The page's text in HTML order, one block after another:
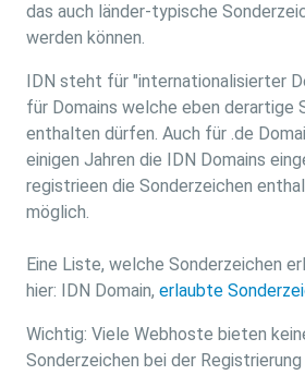
das auch länder-typische
werden können.
IDN steht für "internationalisierter
für Domains welche eben derartige
enthalten dürfen. Auch für .de
einigen Jahren die IDN Domains
registrieen die Sonderzeichen
möglich.
Eine Liste, welche Sonderzeichen
hier: IDN Domain, erlaubte
Wichtig: Viele Webhoste bieten
Sonderzeichen bei der Registrierung